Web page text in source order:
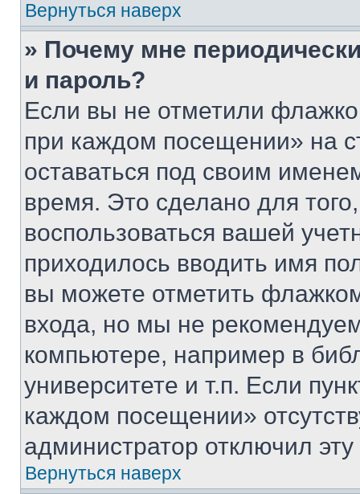
Вернуться наверх
» Почему мне
и пароль?
Если вы не отметили
при каждом посещении» на
оставаться под своим
время. Это сделано для
воспользоваться вашей
приходилось вводить имя
вы можете отметить
входа, но мы не
компьютере, например в
университете и т.п. Если
каждом посещении»
администратор отключил
Вернуться наверх